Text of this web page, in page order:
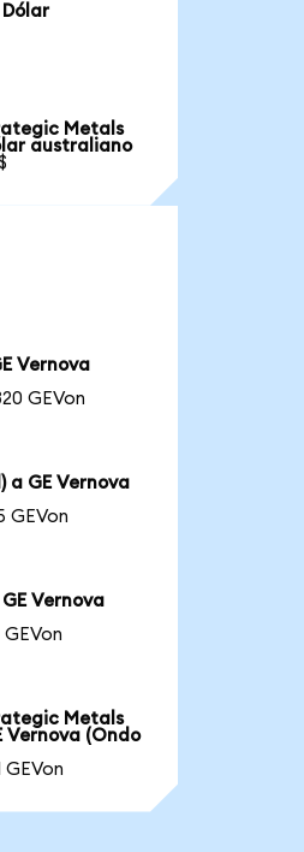
Metals
australiano
Vernova
GEVon
a GE Vernova
GEVon
Vernova
Metals
Vernova (Ondo
GEVon